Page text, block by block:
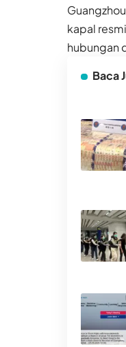
kapal
hubungan
Baca